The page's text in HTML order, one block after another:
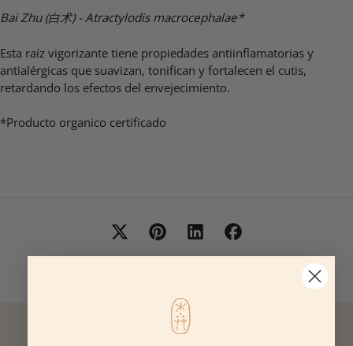
Bai Zhu (白术) - Atractylodis macrocephalae*
Esta raíz vigorizante tiene propiedades antiinflamatorias y
antialérgicas que suavizan, tonifican y fortalecen el cutis,
retardando los efectos del envejecimiento.
*Producto organico certificado
GUÍA DE BIENESTAR DE YINA